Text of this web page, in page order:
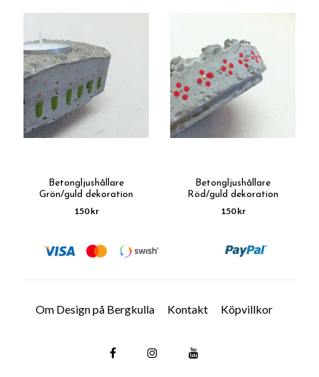
Betongljushållare
Grön/guld dekoration
150 kr
Betongljushållare
Röd/guld dekoration
150 kr
Om Design på Bergkulla Kontakt Köpvillkor